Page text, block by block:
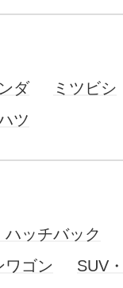
ダ
ミツビシ
ツ
ハッチバック
ワゴン
SUV